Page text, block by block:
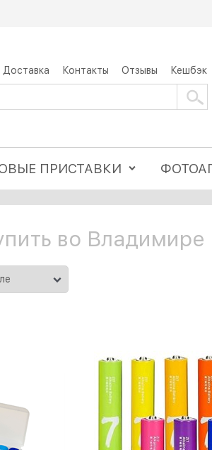
Доставка Контакты Отзывы Кешбэк
ПРИСТАВКИ
во